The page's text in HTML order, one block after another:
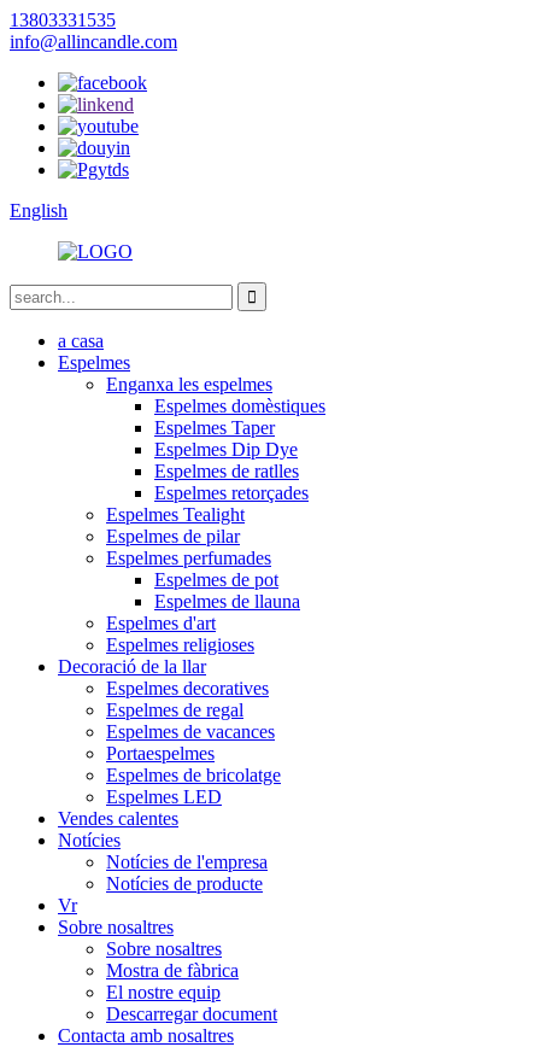
13803331535
info@allincandle.com
English
a casa
Espelmes
Enganxa les espelmes
Espelmes domèstiques
Espelmes Taper
Espelmes Dip Dye
Espelmes de ratlles
Espelmes retorçades
Espelmes Tealight
Espelmes de pilar
Espelmes perfumades
Espelmes de pot
Espelmes de llauna
Espelmes d'art
Espelmes religioses
Decoració de la llar
Espelmes decoratives
Espelmes de regal
Espelmes de vacances
Portaespelmes
Espelmes de bricolatge
Espelmes LED
Vendes calentes
Notícies
Notícies de l'empresa
Notícies de producte
Vr
Sobre nosaltres
Sobre nosaltres
Mostra de fàbrica
El nostre equip
Descarregar document
Contacta amb nosaltres